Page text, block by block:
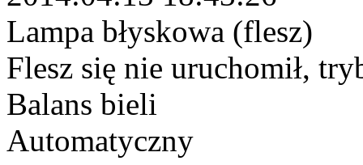
Lampa błyskowa (flesz)
Flesz się nie uruchomił,
Balans bieli
Automatyczny